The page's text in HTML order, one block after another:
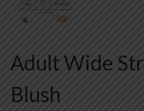
Adult Wide
Blush